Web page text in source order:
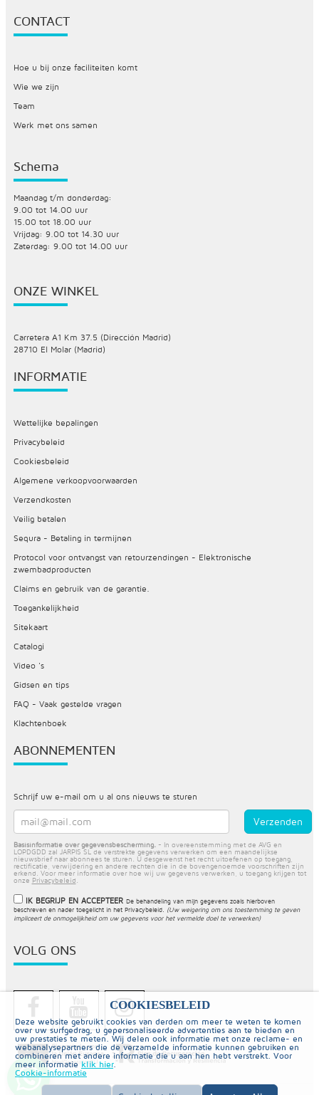
COOKIESBELEID
Deze website gebruikt cookies van derden om meer te weten te komen
over uw surfgedrag, u gepersonaliseerde advertenties aan te bieden en
uw prestaties te meten. Wij delen ook informatie met onze reclame- en
webanalysepartners die de verzamelde informatie kunnen gebruiken en
combineren met andere informatie die u aan hen hebt verstrekt. Voor
meer informatie klik hier.
Cookie-informatie
CONTACT
Hoe u bij onze faciliteiten komt
Wie we zijn
Team
Werk met ons samen
Schema
Maandag t/m donderdag:
9.00 tot 14.00 uur
15.00 tot 18.00 uur
Vrijdag: 9.00 tot 14.30 uur
Zaterdag: 9.00 tot 14.00 uur
ONZE WINKEL
Carretera A1 Km 37.5 (Dirección Madrid)
28710 El Molar (Madrid)
INFORMATIE
Wettelijke bepalingen
Privacybeleid
Cookiesbeleid
Algemene verkoopvoorwaarden
Verzendkosten
Veilig betalen
Sequra - Betaling in termijnen
Protocol voor ontvangst van retourzendingen - Elektronische
zwembadproducten
Claims en gebruik van de garantie.
Toegankelijkheid
Sitekaart
Catalogi
Video 's
Gidsen en tips
FAQ - Vaak gestelde vragen
Klachtenboek
ABONNEMENTEN
Schrijf uw e-mail om u al ons nieuws te sturen
Basisinformatie over gegevensbescherming. - In overeenstemming met de AVG en
LOPDGDD zal JARPIS SL de verstrekte gegevens verwerken om een maandelijkse
nieuwsbrief naar abonnees te sturen. U desgewenst het recht uitoefenen op toegang,
rectificatie, verwijdering en andere rechten die in de bovengenoemde voorschriften zijn
erkend. Voor meer informatie over hoe wij uw gegevens verwerken, u toegang krijgen tot
onze Privacybeleid
IK BEGRIJP EN ACCEPTEER De behandeling van mijn gegevens zoals hierboven
beschreven en nader toegelicht in het Privacybeleid.
(Uw weigering om ons toestemming te geven
impliceert de onmogelijkheid om uw gegevens voor het vermelde doel te verwerken)
VOLG ONS